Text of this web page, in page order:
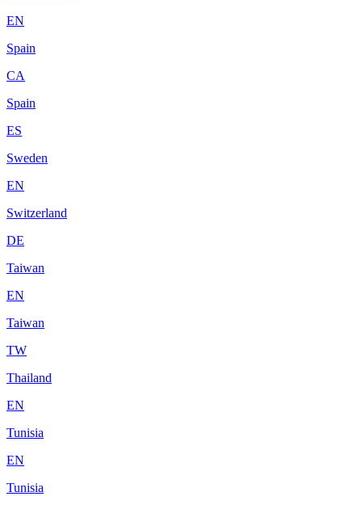
EN
Spain
CA
Spain
ES
Sweden
EN
Switzerland
DE
Taiwan
EN
Taiwan
TW
Thailand
EN
Tunisia
EN
Tunisia